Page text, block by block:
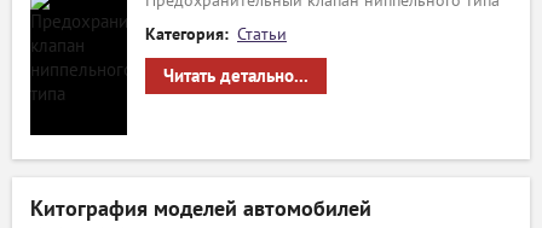
Категория: Статьи
Читать детально...
Китография моделей автомобилей